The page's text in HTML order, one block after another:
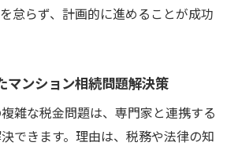
怠らず、計画的に進めることが成功
マンション相続問題解決策
雑な税金問題は、専門家と連携する
できます。理由は、税務や法律の知